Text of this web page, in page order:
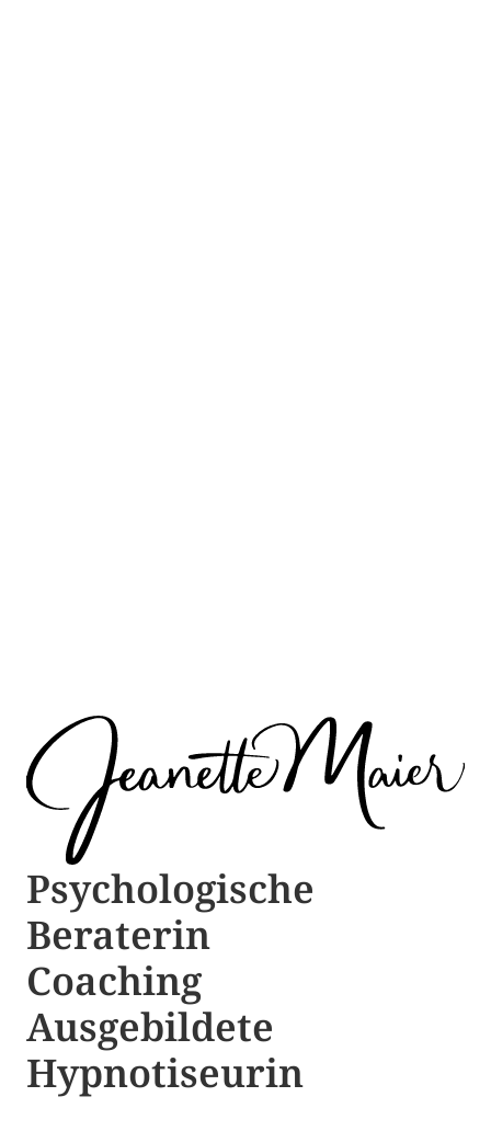
Psychologische ​​
Beraterin
Coaching
Ausgebildete​ ​
Hypnotiseurin